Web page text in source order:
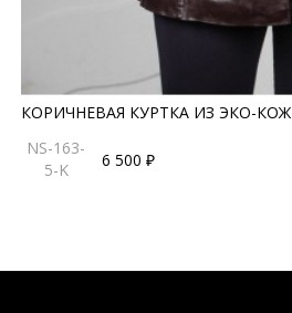
КОРИЧНЕВАЯ КУРТКА ИЗ ЭКО-
NS-163-
5-K
6 500 ₽